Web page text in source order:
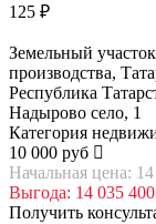
125 ₽
Земельный
производства,
Республика
Надырово село, 1
Категория
10 000 руб
Начальная цена:
Выгода: 14 035
Получить